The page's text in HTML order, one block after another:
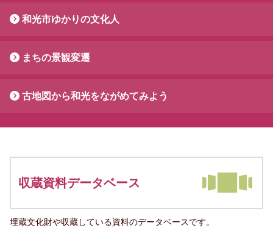
和光市ゆかりの文化人
まちの景観変遷
古地図から和光をながめてみよう
収蔵資料データベース
埋蔵文化財や収蔵している資料のデータベースです。